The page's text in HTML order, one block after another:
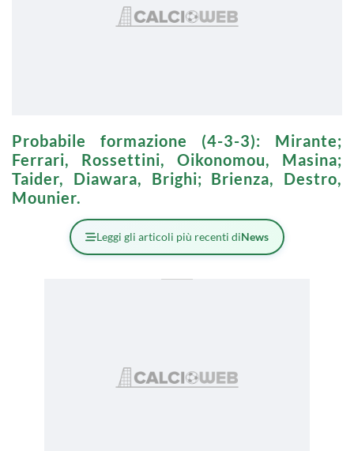
Probabile formazione (4-3-3): Mirante;
Ferrari, Rossettini, Oikonomou, Masina;
Taider, Diawara, Brighi; Brienza, Destro,
Mounier.
Leggi gli articoli più recenti diNews